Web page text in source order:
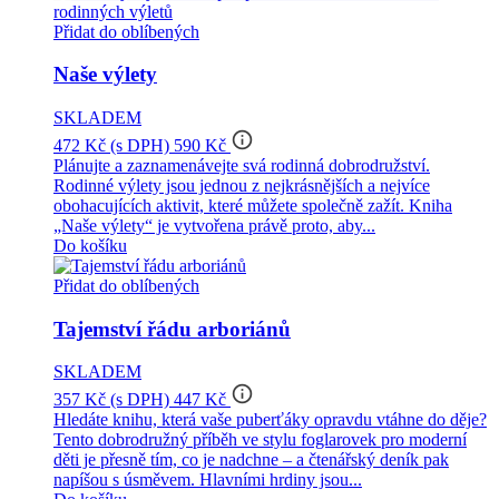
Přidat do oblíbených
Naše výlety
SKLADEM
472 Kč (s DPH) 590 Kč info_outline
Plánujte a zaznamenávejte svá rodinná dobrodružství.
Rodinné výlety jsou jednou z nejkrásnějších a nejvíce
obohacujících aktivit, které můžete společně zažít. Kniha
„Naše výlety“ je vytvořena právě proto, aby...
Do košíku
Přidat do oblíbených
Tajemství řádu arboriánů
SKLADEM
357 Kč (s DPH) 447 Kč info_outline
Hledáte knihu, která vaše puberťáky opravdu vtáhne do děje?
Tento dobrodružný příběh ve stylu foglarovek pro moderní
děti je přesně tím, co je nadchne – a čtenářský deník pak
napíšou s úsměvem. Hlavními hrdiny jsou...